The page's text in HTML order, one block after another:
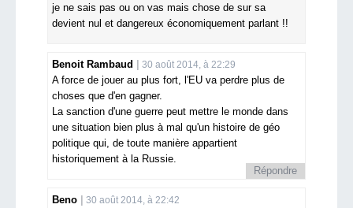
je ne sais pas ou on vas mais chose de sur sa
devient nul et dangereux économiquement parlant !!
Benoit Rambaud 30 août 2014, à 22:29
A force de jouer au plus fort, l'EU va perdre plus de
choses que d'en gagner.
La sanction d'une guerre peut mettre le monde dans
une situation bien plus à mal qu'un histoire de géo
politique qui, de toute manière appartient
historiquement à la Russie.
Répondre
Beno 30 août 2014, à 22:42